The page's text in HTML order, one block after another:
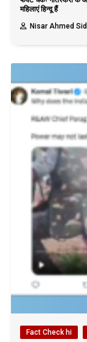
महिलाएं हिन्दू हैं
Nisar Ahmed
Fact Check hi